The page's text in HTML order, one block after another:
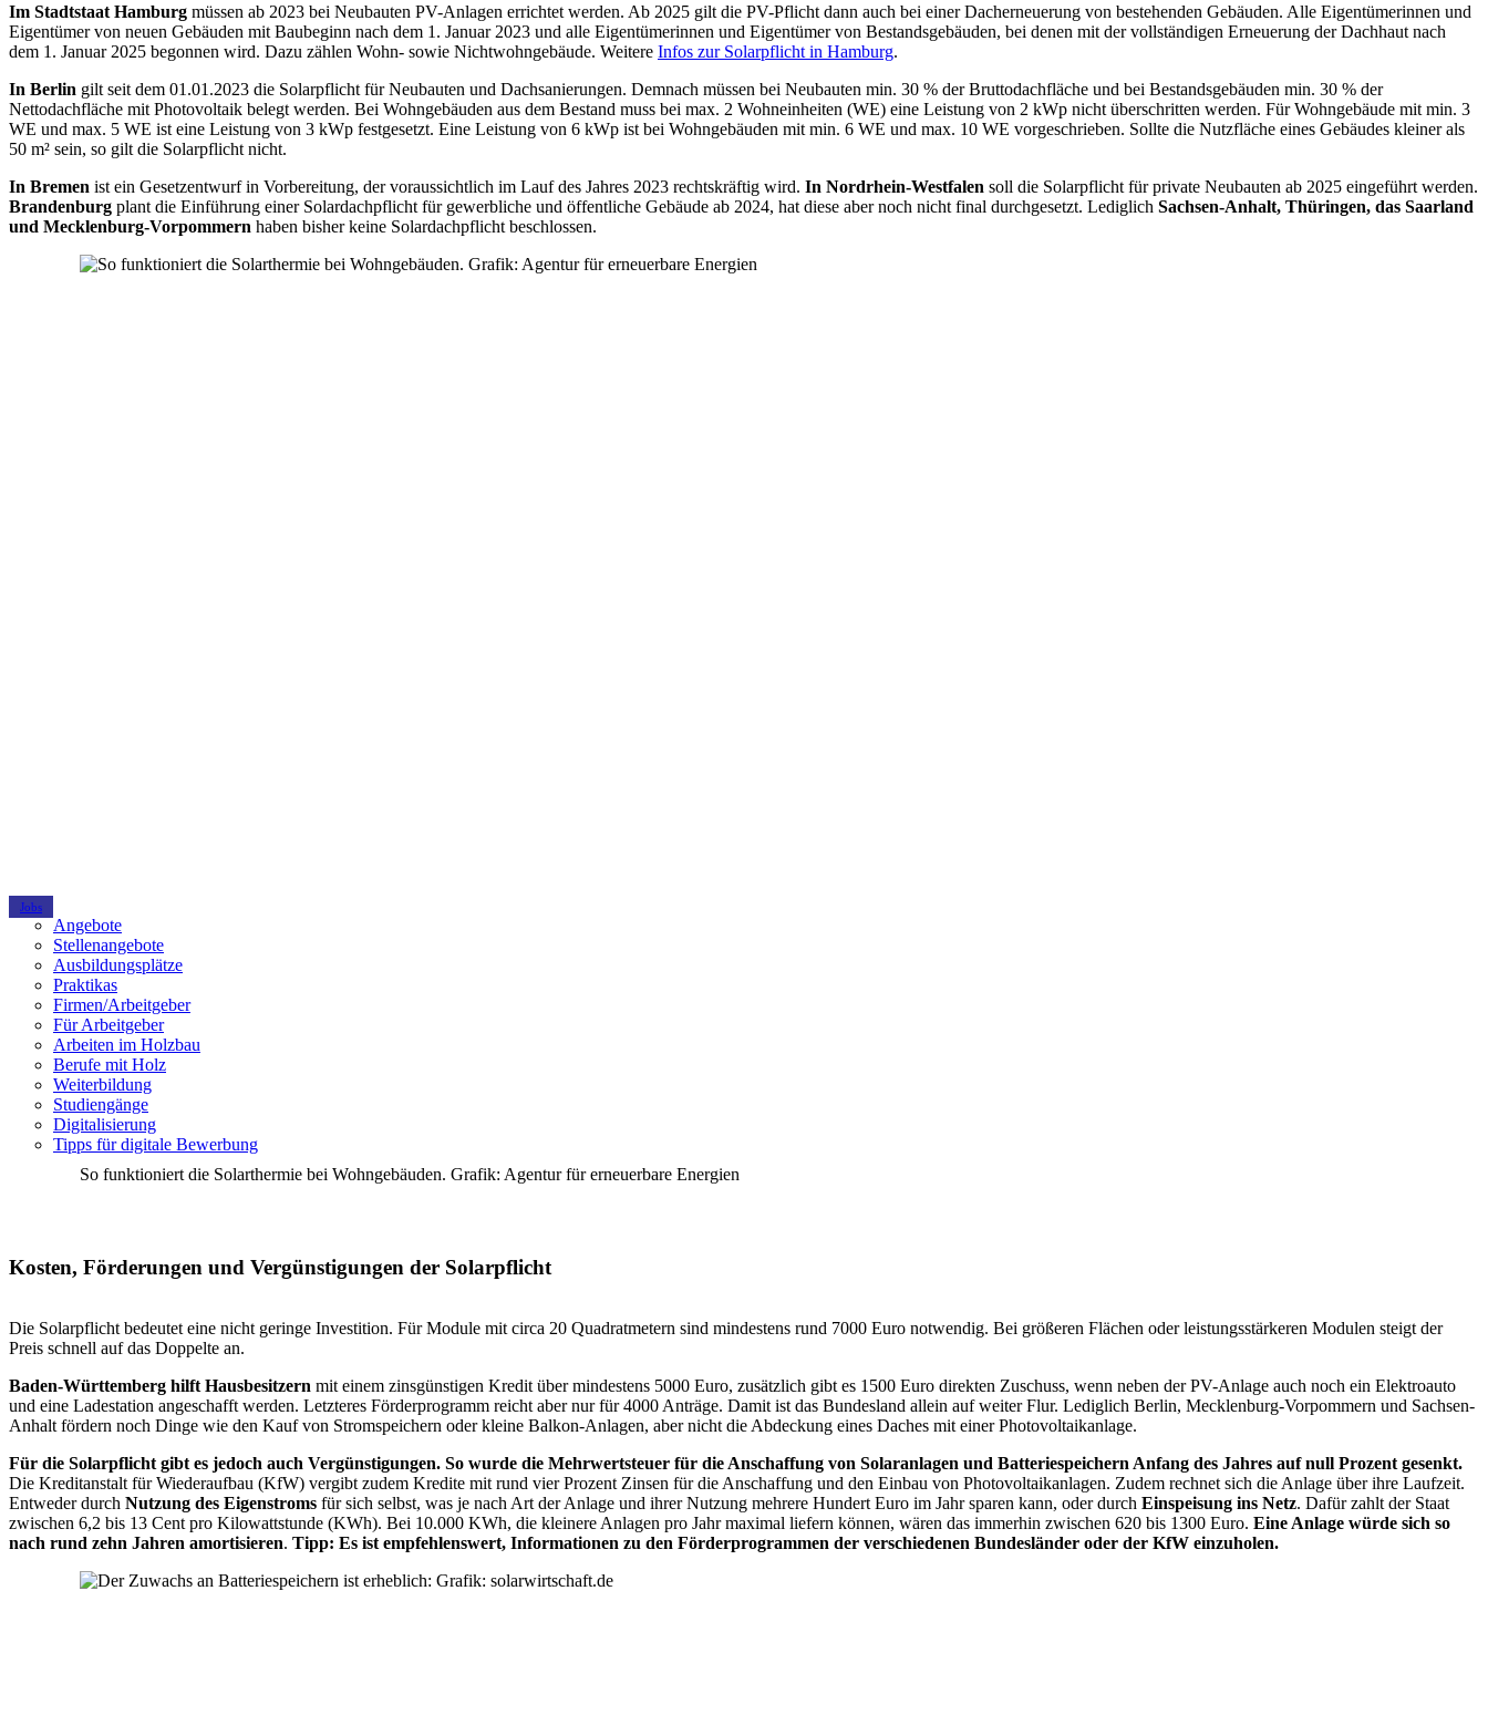
Jobs
Angebote
Stellenangebote
Ausbildungsplätze
Praktikas
Firmen/Arbeitgeber
Für Arbeitgeber
Arbeiten im Holzbau
Berufe mit Holz
Weiterbildung
Studiengänge
Digitalisierung
Tipps für digitale Bewerbung
Im Stadtstaat Hamburg müssen ab 2023 bei Neubauten PV-Anlagen errichtet werden. Ab 2025 gilt die PV-Pflicht dann auch bei einer Dacherneuerung von bestehenden Gebäuden. Alle Eigentümerinnen und
Eigentümer von neuen Gebäuden mit Baubeginn nach dem 1. Januar 2023 und alle Eigentümerinnen und Eigentümer von Bestandsgebäuden, bei denen mit der vollständigen Erneuerung der Dachhaut nach
dem 1. Januar 2025 begonnen wird. Dazu zählen Wohn- sowie Nichtwohngebäude. Weitere Infos zur Solarpflicht in Hamburg.
In Berlin gilt seit dem 01.01.2023 die Solarpflicht für Neubauten und Dachsanierungen. Demnach müssen bei Neubauten min. 30 % der Bruttodachfläche und bei Bestandsgebäuden min. 30 % der
Nettodachfläche mit Photovoltaik belegt werden. Bei Wohngebäuden aus dem Bestand muss bei max. 2 Wohneinheiten (WE) eine Leistung von 2 kWp nicht überschritten werden. Für Wohngebäude mit min. 3
WE und max. 5 WE ist eine Leistung von 3 kWp festgesetzt. Eine Leistung von 6 kWp ist bei Wohngebäuden mit min. 6 WE und max. 10 WE vorgeschrieben. Sollte die Nutzfläche eines Gebäudes kleiner als
50 m² sein, so gilt die Solarpflicht nicht.
In Bremen ist ein Gesetzentwurf in Vorbereitung, der voraussichtlich im Lauf des Jahres 2023 rechtskräftig wird. In Nordrhein-Westfalen soll die Solarpflicht für private Neubauten ab 2025 eingeführt werden.
Brandenburg plant die Einführung einer Solardachpflicht für gewerbliche und öffentliche Gebäude ab 2024, hat diese aber noch nicht final durchgesetzt. Lediglich Sachsen-Anhalt, Thüringen, das Saarland
und Mecklenburg-Vorpommern haben bisher keine Solardachpflicht beschlossen.
So funktioniert die Solarthermie bei Wohngebäuden. Grafik: Agentur für erneuerbare Energien
Kosten, Förderungen und Vergünstigungen der Solarpflicht
Die Solarpflicht bedeutet eine nicht geringe Investition. Für Module mit circa 20 Quadratmetern sind mindestens rund 7000 Euro notwendig. Bei größeren Flächen oder leistungsstärkeren Modulen steigt der
Preis schnell auf das Doppelte an.
Baden-Württemberg hilft Hausbesitzern mit einem zinsgünstigen Kredit über mindestens 5000 Euro, zusätzlich gibt es 1500 Euro direkten Zuschuss, wenn neben der PV-Anlage auch noch ein Elektroauto
und eine Ladestation angeschafft werden. Letzteres Förderprogramm reicht aber nur für 4000 Anträge. Damit ist das Bundesland allein auf weiter Flur. Lediglich Berlin, Mecklenburg-Vorpommern und Sachsen-
Anhalt fördern noch Dinge wie den Kauf von Stromspeichern oder kleine Balkon-Anlagen, aber nicht die Abdeckung eines Daches mit einer Photovoltaikanlage.
Für die Solarpflicht gibt es jedoch auch Vergünstigungen. So wurde die Mehrwertsteuer für die Anschaffung von Solaranlagen und Batteriespeichern Anfang des Jahres auf null Prozent gesenkt.
Die Kreditanstalt für Wiederaufbau (KfW) vergibt zudem Kredite mit rund vier Prozent Zinsen für die Anschaffung und den Einbau von Photovoltaikanlagen. Zudem rechnet sich die Anlage über ihre Laufzeit.
Entweder durch Nutzung des Eigenstroms für sich selbst, was je nach Art der Anlage und ihrer Nutzung mehrere Hundert Euro im Jahr sparen kann, oder durch Einspeisung ins Netz. Dafür zahlt der Staat
zwischen 6,2 bis 13 Cent pro Kilowattstunde (KWh). Bei 10.000 KWh, die kleinere Anlagen pro Jahr maximal liefern können, wären das immerhin zwischen 620 bis 1300 Euro. Eine Anlage würde sich so
nach rund zehn Jahren amortisieren. Tipp: Es ist empfehlenswert, Informationen zu den Förderprogrammen der verschiedenen Bundesländer oder der KfW einzuholen.